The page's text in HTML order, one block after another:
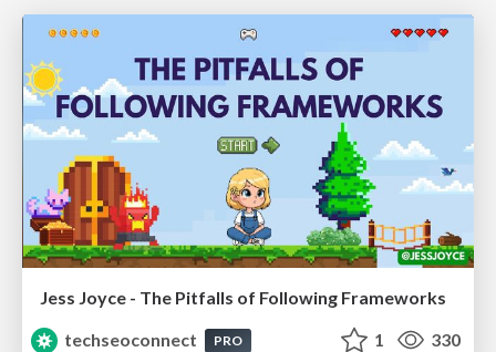
Jess Joyce - The Pitfalls of Following Frameworks
techseoconnect
PRO 1 330